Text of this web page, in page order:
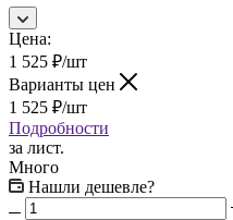
Цена:
1 525 ₽/шт
Варианты цен
1 525 ₽/шт
Подробности
за лист.
Много
Нашли дешевле?